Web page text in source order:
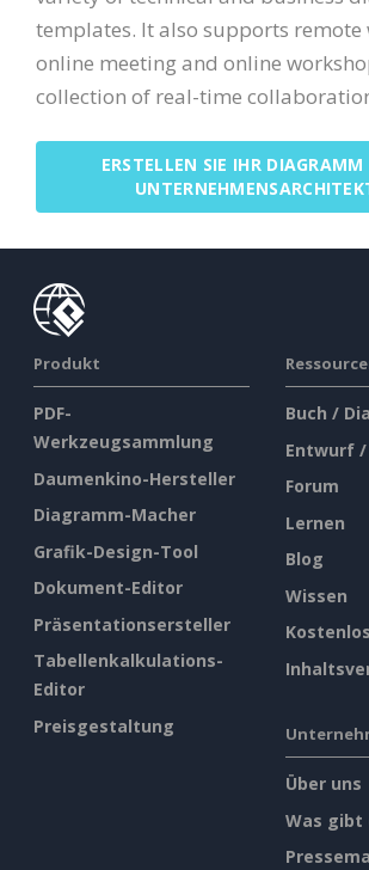
templates. It also supports remote
online meeting and online
collection of real-time
ERSTELLEN SIE IHR DIAGRAMM
Produkt
PDF-
Werkzeugsammlung
Daumenkino-Hersteller
Diagramm-Macher
Grafik-Design-Tool
Dokument-Editor
Präsentationsersteller
Tabellenkalkulations-
Editor
Preisgestaltung
Buch /
Entwurf
Forum
Lernen
Blog
Wissen
Über uns
Was gibt